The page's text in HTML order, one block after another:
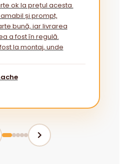
ok la prețul acesta.
și prompt,
bună, iar livrarea
a fost în regulă.
la montaj, unde